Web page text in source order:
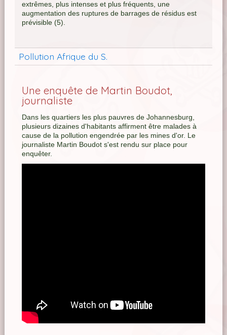
extrêmes, plus intenses et plus fréquents, une
augmentation des ruptures de barrages de résidus est
prévisible (5).
Pollution Afrique du S.
Une enquête de Martin Boudot,
journaliste
Dans les quartiers les plus pauvres de Johannesburg,
plusieurs dizaines d'habitants affirment être malades à
cause de la pollution engendrée par les mines d'or. Le
journaliste Martin Boudot s'est rendu sur place pour
enquêter.